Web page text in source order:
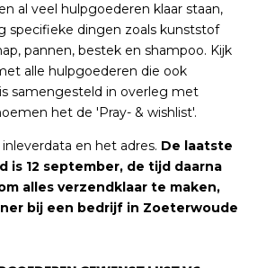
al veel hulpgoederen klaar staan,
specifieke dingen zoals kunststof
pannen, bestek en shampoo. Kijk
alle hulpgoederen die ook
samengesteld in overleg met
het de 'Pray- & wishlist'.
en het adres. De laatste
is 12 september, de tijd daarna
alles verzendklaar te maken,
bij een bedrijf in Zoeterwoude